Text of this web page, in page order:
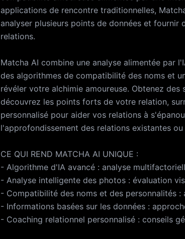
https://click2.app/matcha-
(CLUF) : https://
applications de rencontre traditionnelles,
analyser plusieurs points de données et
relations.
Matcha AI combine une analyse alimentée par
des algorithmes de compatibilité des noms et
révéler votre alchimie amoureuse. Obtenez
découvrez les points forts de votre relation,
personnalisé pour aider vos relations à
l'approfondissement des relations existantes
CE QUI REND MATCHA AI UNIQUE :
- Algorithme d'IA avancé : analyse
- Analyse intelligente des photos : évaluation
- Compatibilité des noms et des personnalités
- Informations basées sur les données :
- Coaching relationnel personnalisé : conseils